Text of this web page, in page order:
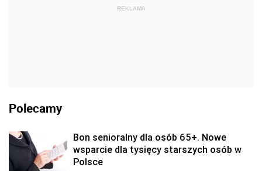
REKLAMA
Polecamy
Bon senioralny dla osób 65+. Nowe
wsparcie dla tysięcy starszych osób w
Polsce